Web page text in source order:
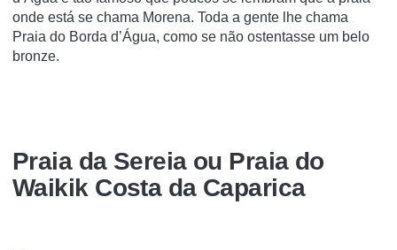
onde está se chama Morena. Toda a gente lhe chama
Praia do Borda d’Água, como se não ostentasse um belo
bronze.
Praia da Sereia ou Praia do
Waikik Costa da Caparica